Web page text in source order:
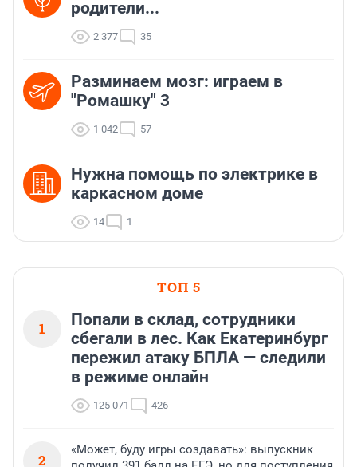
родители...
2 377 35
Разминаем мозг: играем в
"Ромашку" 3
1 042 57
Нужна помощь по электрике в
каркасном доме
14 1
ТОП 5
1
Попали в склад, сотрудники
сбегали в лес. Как Екатеринбург
пережил атаку БПЛА — следили
в режиме онлайн
125 071 426
2
«Может, буду игры создавать»: выпускник